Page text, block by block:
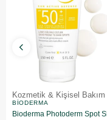
Kozmetik & Kişisel Bakım
BIODERMA